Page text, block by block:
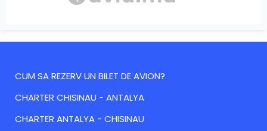
CUM SA REZERV UN BILET DE AVION?
CHARTER CHISINAU - ANTALYA
CHARTER ANTALYA - CHISINAU